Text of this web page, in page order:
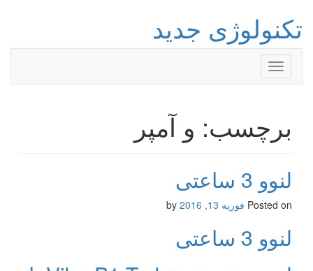
تکنولوژی جدید
Toggle
navigation
برچسب: و آمپر
لنوو 3 ساعتی
Posted on فوریه 13, 2016
لنوو 3 ساعتی